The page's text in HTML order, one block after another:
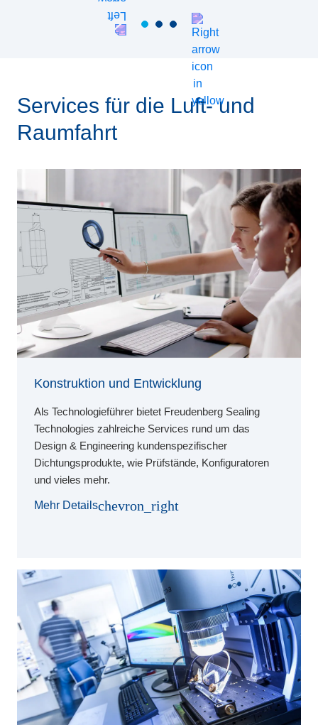
Services für die Luft- und
Raumfahrt
Konstruktion und Entwicklung
Als Technologieführer bietet Freudenberg Sealing
Technologies zahlreiche Services rund um das
Design & Engineering kundenspezifischer
Dichtungsprodukte, wie Prüfstände, Konfiguratoren
und vieles mehr.
Mehr Detailschevron_right